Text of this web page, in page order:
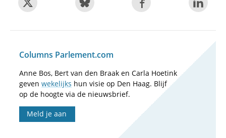
Columns Parlement.com
Anne Bos, Bert van den Braak en Carla Hoetink
geven wekelijks hun visie op Den Haag. Blijf
op de hoogte via de nieuwsbrief.
Meld je aan